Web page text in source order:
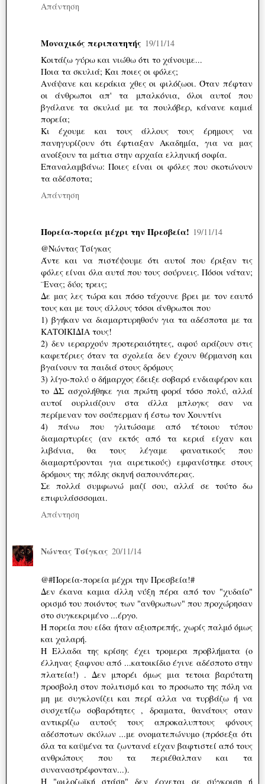
Απάντηση
Μοναχικός περιπατητής 19/11/14
Κοιτάζω γύρω και νιώθω ότι το χάνουμε...
Ποια τα σκυλιά; Και ποιες οι φόλες;
Ανάψανε και κεράκια χθες οι φιλόζωοι. Όταν πέφταν
οι άνθρωποι απ' τα μπαλκόνια, όλοι αυτοί που
βγάλανε τα σκυλιά με τα πουλόβερ, κάνανε καμιά
πορεία;
Κι έχουμε και τους άλλους τους έρημους να
πανηγυρίζουν ότι έφτιαξαν Ακαδημία, για να μας
ανοίξουν τα μάτια στην αρχαία ελληνική σοφία.
Επαναλαμβάνω: Ποιες είναι οι φόλες που σκοτώνουν
τα αδέσποτα;
Απάντηση
Πορεία-πορεία μέχρι την Πρεσβεία! 19/11/14
@Νώντας Τσίγκας
Άντε και να πιστέψουμε ότι αυτοί που έριξαν τις
φόλες είναι όλα αυτά που τους σούρνεις. Πόσοι νάταν;
¨Ενας; δύο; τρεις;
Δε μας λες τώρα και πόσο τάχουνε βρει με τον εαυτό
τους και με τους άλλους τόσοι άνθρωποι που
1) βγήκαν να διαμαρτυρηθούν για τα αδέσποτα με τα
ΚΑΤΟΙΚΙΔΙΑ τους!
2) δεν ιεραρχούν προτεραιότητες, αφού αράζουν στις
καφετέριες όταν τα σχολεία δεν έχουν θέρμανση και
βγαίνουν τα παιδιά στους δρόμους
3) λίγο-πολύ ο δήμαρχος έδειξε σοβαρό ενδιαφέρον και
το ΔΣ ασχολήθηκε για πρώτη φορά τόσο πολύ, αλλά
αυτοί ουρλιάζουν στα άλλα μπλογκς σαν να
περίμεναν τον σούπερμαν ή έστω τον Χουντίνι
4) πάνω που γλιτώσαμε από τέτοιου τύπου
διαμαρτυρίες (αν εκτός από τα κεριά είχαν και
λιβάνια, θα τους λέγαμε φανατικούς που
διαμαρτύρονται για αιρετικούς) εμφανίστηκε στους
δρόμους της πόλης σκηνή σαπουνόπερας.
Σε πολλά συμφωνώ μαζί σου, αλλά σε τούτο δω
επιφυλάσσσομαι.
Απάντηση
Νώντας Τσίγκας 20/11/14
@#Πορεία-πορεία μέχρι την Πρεσβεία!#
Δεν έκανα καμια άλλη νύξη πέρα από τον "χυδαίο"
ορισμό του ποιόντος των "ανθρωπων" που προχώρησαν
στο συγκεκριμένο ...έργο.
Η πορεία που είδα ήταν αξιοπρεπής, χωρίς παλμό όμως
και χαλαρή.
Η Ελλαδα της κρίσης έχει τρομερα προβλήματα (ο
έλληνας ξαφνου από ...κατοικίδιο έγινε αδέσποτο στην
πλατεία!) . Δεν μπορέι όμως μια τετοια βαρύτατη
προσβολη στον πολιτισμό και το προσωπο της πόλη να
μη με συγκλονίζει και περί αλλα να τυρβάζω ή να
συσχετίζω σοβαρότητες , δραματα, θανάτους οταν
αντικρίζω αυτούς τους απροκαλυπτους φόνους
αδέσποτων σκύλων ...με ονοματεπώνυμο (πρόσεξα ότι
όλα τα καϋμένα τα ζωντανά είχαν βαφτιστεί από τους
ανθρώπους που τα περιέθαλπαν και τα
συναναστρέφονταν...).
Η "φιλοζωϊκή στάση" δεν έρχεται σε σύγκριση ή